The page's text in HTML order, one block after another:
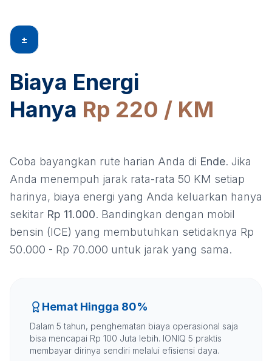
±
Biaya Energi
Hanya Rp 220 / KM
Coba bayangkan rute harian Anda di Ende. Jika
Anda menempuh jarak rata-rata 50 KM setiap
harinya, biaya energi yang Anda keluarkan hanya
sekitar Rp 11.000. Bandingkan dengan mobil
bensin (ICE) yang membutuhkan setidaknya Rp
50.000 - Rp 70.000 untuk jarak yang sama.
Hemat Hingga 80%
Dalam 5 tahun, penghematan biaya operasional saja
bisa mencapai Rp 100 Juta lebih. IONIQ 5 praktis
membayar dirinya sendiri melalui efisiensi daya.